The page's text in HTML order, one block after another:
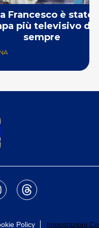
Francesco è stato il
più televisivo di
sempre
Policy Impostazioni